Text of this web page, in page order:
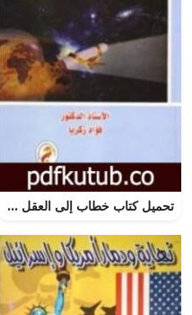
تحميل كتاب خطاب إلى العقل العربي PDF تأليف فؤاد زكريا مجانا [كامل]